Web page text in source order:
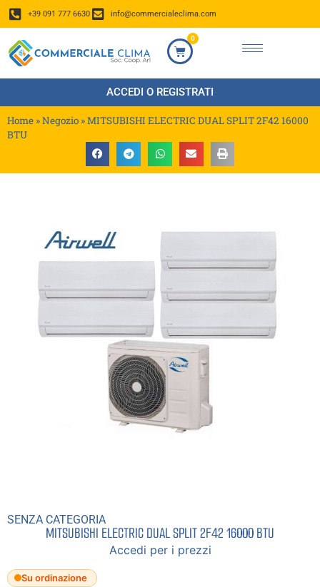
+39 091 777 6630 info@commercialeclima.com
0
ACCEDI O REGISTRATI
Home »Negozio »MITSUBISHI ELECTRIC DUAL SPLIT 2F42 16000
BTU
SENZA CATEGORIA
MITSUBISHI ELECTRIC DUAL SPLIT 2F42 16000 BTU
Accedi per i prezzi
Su ordinazione